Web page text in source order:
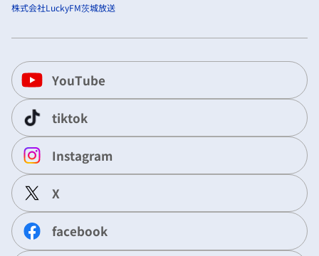
株式会社LuckyFM茨城放送
YouTube
tiktok
Instagram
X
facebook